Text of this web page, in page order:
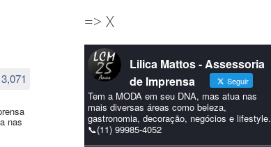
3,071
nas
=> X
Lilica Mattos - Assessoria
de Imprensa
Seguir
Tem a MODA em seu DNA, mas atua nas
mais diversas áreas como beleza,
gastronomia, decoração, negócios e lifestyle.
📞(11) 99985-4052